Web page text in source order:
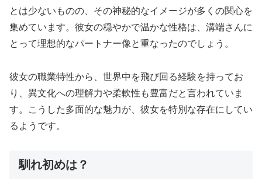
とは少ないものの、その神秘的なイメージが多くの関心を
集めています。彼女の穏やかで温かな性格は、溝端さんに
とって理想的なパートナー像と重なったのでしょう。
彼女の職業特性から、世界中を飛び回る経験を持ってお
り、異文化への理解力や柔軟性も豊富だと言われていま
す。こうした多面的な魅力が、彼女を特別な存在にしてい
るようです。
馴れ初めは？